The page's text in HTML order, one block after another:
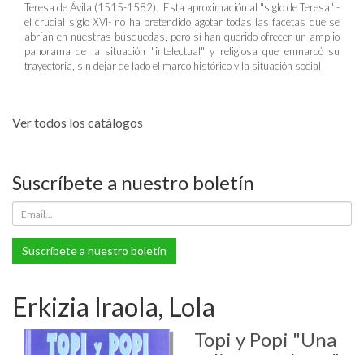
Teresa de Ávila (1515-1582). Esta aproximación al "siglo de Teresa" -
el crucial siglo XVI- no ha pretendido agotar todas las facetas que se
abrían en nuestras búsquedas, pero sí han querido ofrecer un amplio
panorama de la situación "intelectual" y religiosa que enmarcó su
trayectoria, sin dejar de lado el marco histórico y la situación social
Ver todos los catálogos
Suscríbete a nuestro boletín
Suscríbete a nuestro boletín
Erkizia Iraola, Lola
Topi y Popi "Una